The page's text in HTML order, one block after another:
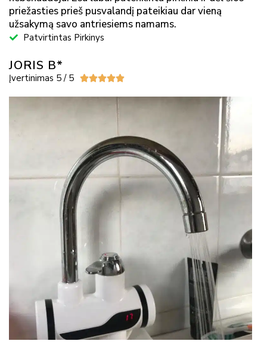
priežasties prieš pusvalandį pateikiau dar vieną
užsakymą savo antriesiems namams.
Patvirtintas Pirkinys
JORIS B*
Įvertinimas 5 / 5 